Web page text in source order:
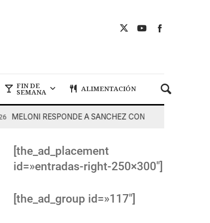
FIN DE
SEMANA ALIMENTACIÓN
MELONI RESPONDE A SANCHEZ CON DUREZA
[the_ad_placement
id=»entradas-right-250×300″]
[the_ad_group id=»117″]